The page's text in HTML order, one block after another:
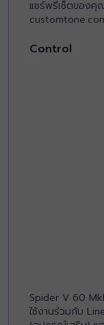
แชร์พรีเซ็ตของ
Control
Spider V 60
ใช้งานร่วมกับ